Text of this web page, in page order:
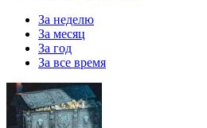
За неделю
За месяц
За год
За все время